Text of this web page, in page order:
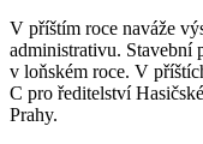
V příštím roce naváže
administrativu. Stavební
v loňském roce. V
C pro ředitelství
Prahy.